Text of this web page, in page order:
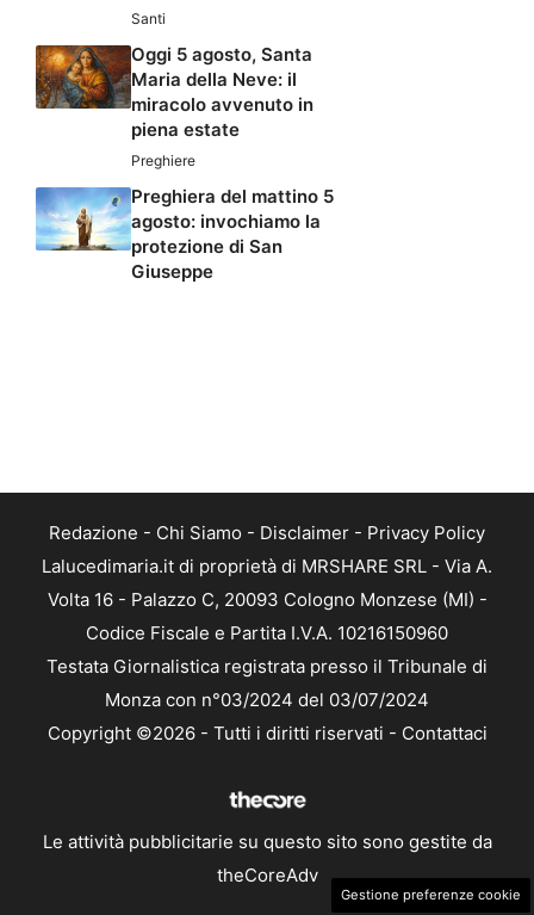
Santi
Oggi 5 agosto, Santa
Maria della Neve: il
miracolo avvenuto in
piena estate
Preghiere
Preghiera del mattino 5
agosto: invochiamo la
protezione di San
Giuseppe
Redazione - Chi Siamo - Disclaimer - Privacy Policy
Lalucedimaria.it di proprietà di MRSHARE SRL - Via A.
Volta 16 - Palazzo C, 20093 Cologno Monzese (MI) -
Codice Fiscale e Partita I.V.A. 10216150960
Testata Giornalistica registrata presso il Tribunale di
Monza con n°03/2024 del 03/07/2024
Copyright ©2026 - Tutti i diritti riservati - Contattaci
Le attività pubblicitarie su questo sito sono gestite da
theCoreAdv
Gestione preferenze cookie